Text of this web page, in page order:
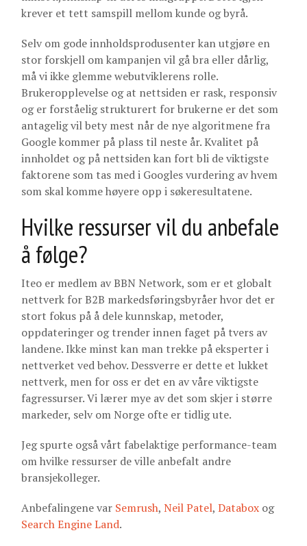
krever et tett samspill mellom kunde og byrå.
Selv om gode innholdsprodusenter kan utgjøre en
stor forskjell om kampanjen vil gå bra eller dårlig,
må vi ikke glemme webutviklerens rolle.
Brukeropplevelse og at nettsiden er rask, responsiv
og er forståelig strukturert for brukerne er det som
antagelig vil bety mest når de nye algoritmene fra
Google kommer på plass til neste år. Kvalitet på
innholdet og på nettsiden kan fort bli de viktigste
faktorene som tas med i Googles vurdering av hvem
som skal komme høyere opp i søkeresultatene.
Hvilke ressurser vil du anbefale
å følge?
Iteo er medlem av BBN Network, som er et globalt
nettverk for B2B markedsføringsbyråer hvor det er
stort fokus på å dele kunnskap, metoder,
oppdateringer og trender innen faget på tvers av
landene. Ikke minst kan man trekke på eksperter i
nettverket ved behov. Dessverre er dette et lukket
nettverk, men for oss er det en av våre viktigste
fagressurser. Vi lærer mye av det som skjer i større
markeder, selv om Norge ofte er tidlig ute.
Jeg spurte også vårt fabelaktige performance-team
om hvilke ressurser de ville anbefalt andre
bransjekolleger.
Anbefalingene var Semrush,Neil Patel,Databox og
Search Engine Land.